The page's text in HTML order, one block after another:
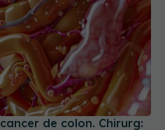
de colon. Chirurg: